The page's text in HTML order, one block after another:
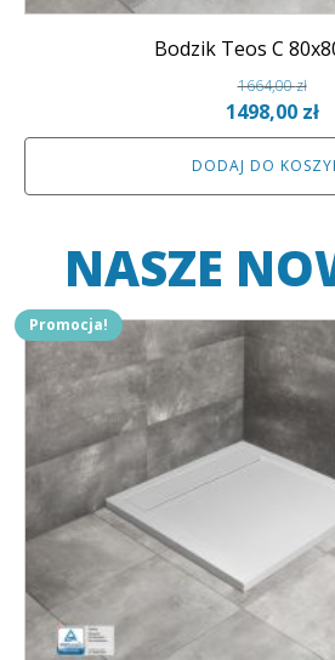
Bodzik Teos C
1664,00zł
Pierwotna
cena
wynosiła:
1664,00 zł.
1498,00 zł
DODAJ DO
NASZE
Promocja!